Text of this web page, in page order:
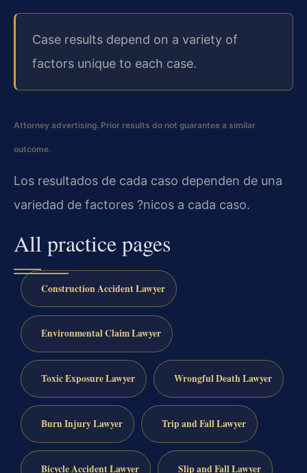
Case results depend on a variety of
factors unique to each case.
Attorney advertising. Prior results do not guarantee a similar
outcome.
Los resultados de cada caso dependen de una
variedad de factores ?nicos a cada caso.
All practice pages
Construction Accident Lawyer
Environmental Claim Lawyer
Toxic Exposure Lawyer Wrongful Death Lawyer
Burn Injury Lawyer Trip and Fall Lawyer
Bicycle Accident Lawyer Slip and Fall Lawyer